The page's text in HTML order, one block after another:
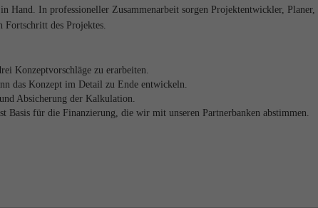
Hand. In professioneller Zusammenarbeit sorgen Projektentwickler, Planer,
des Projektes.
Konzeptvorschläge zu erarbeiten.
das Konzept im Detail zu Ende entwickeln.
Absicherung der Kalkulation.
Basis für die Finanzierung, die wir mit unseren Partnerbanken abstimmen.